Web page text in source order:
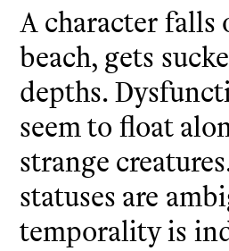
A character falls
beach, gets
depths.
seem to float
strange
statuses are
temporality is